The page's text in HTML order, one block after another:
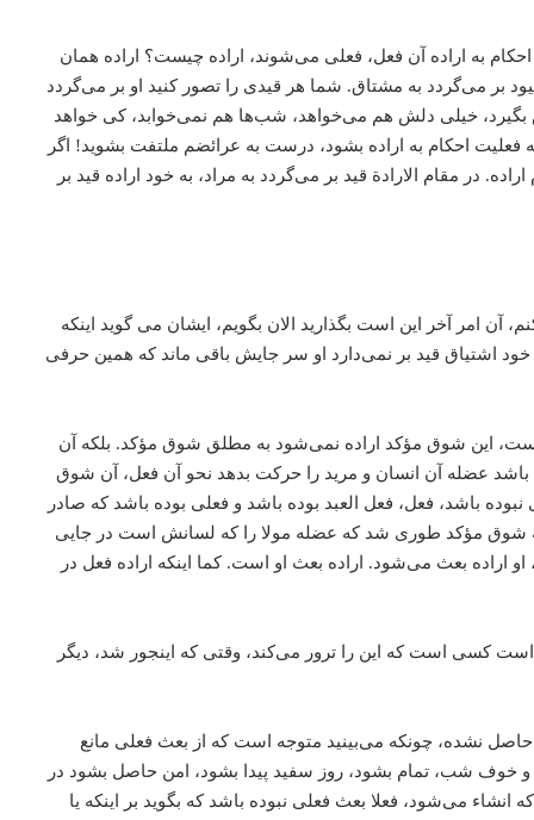
به اراده آن فعل، فعلی می‌‌شوند‌، اراده چیست؟ اراده همان
می‌‌گردد به مشتاق. شما هر قیدی را تصور کنید او بر می‌‌گردد
بگیرد، خیلی دلش هم می‌‌خواهد، شب‌ها هم نمی‌خوابد‌، کی خواهد
احکام به اراده بشود، ‌درست به عرائضم ملتفت بشوید! اگر
در مقام الارادة قید بر می‌‌گردد به مراد، به خود اراده قید بر
امر آخر این است بگذارید الان بگویم، ایشان می گوید اینکه
اشتیاق قید بر نمی‌دارد او سر جایش باقی ماند که همین حرفی
این شوق مؤکد اراده نمی‌شود به مطلق شوق مؤکد. بلکه آن
عضله آن انسان و مرید را حرکت بدهد نحو آن فعل، آن شوق
باشد، فعل، فعل العبد بوده باشد و فعلی بوده باشد که صادر
که شوق مؤکد طوری شد که عضله مولا را که لسانش است در جایی
بعث می‌‌شود. اراده بعث او است. کما اینکه اراده فعل در
کسی است که این را ترور می‌‌کند، ‌وقتی که اینجور شد، دیگر
نشده، ‌چونکه می‌‌بینید ‌متوجه است که از بعث فعلی مانع
شب، تمام بشود‌، روز سفید پیدا بشود، امن حاصل بشود در
می‌‌شود، فعلا بعث فعلی نبوده باشد که بگوید بر اینکه یا